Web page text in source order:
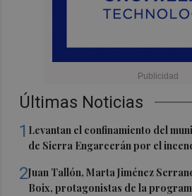
Últimas Noticias
1 Levantan el confinamiento del
de Sierra Engarcerán por el
2Juan Tallón, Marta Jiménez
Boix, protagonistas de la